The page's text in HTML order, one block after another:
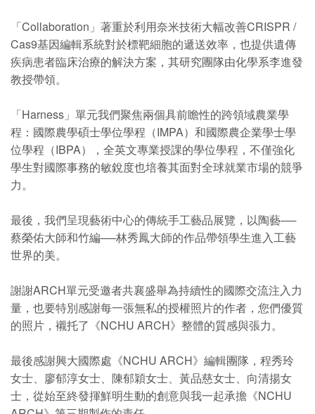
「Collaboration」著重於利用奈米技術大幅改善CRISPR /
Cas9基因編輯系統對於標靶細胞的遞送效率，也提供遺傳
疾病患者臨床治療的解決方案，其研究團隊由化學系李進發
教授帶領。
「Harness」單元我們聚焦兩個具前瞻性的跨領域農業學
程：國際農學碩士學位學程（IMPA）和國際農企業學士學
位學程（IBPA），全英文專業授課的學位學程，不僅強化
學生對國際事務的敏銳度也培養其面對全球就業市場的競爭
力。
最後，我們呈現藝術中心的傳統手工藝品展覽，以陶藝──
蔡榮佑大師和竹編──林秀鳳大師的作品帶領學生進入工藝
世界的美。
謝謝ARCH單元受邀者共襄盛舉為持續性的國際交流注入力
量，也要特別感謝每一張無私的授權照片的作者，您們優質
的照片，襯托了《NCHU ARCH》整體的質感與張力。
最後感謝興大國際處《NCHU ARCH》編輯團隊，程秀玲
女士、廖郁淳女士、陳郁穎女士、黃品慈女士、向清揚女
士，從始至終發揮鮮明生動的創意與我一起承擔《NCHU